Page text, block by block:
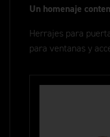
Un homenaje
Herrajes para
para ventanas y